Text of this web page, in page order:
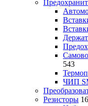
543
ЧИП
Резисторы